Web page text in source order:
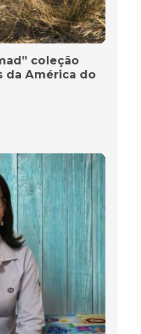
coleção
da América do